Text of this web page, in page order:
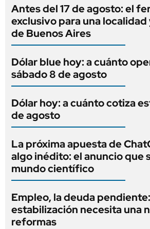
Antes del 17 de agosto: el
exclusivo para una
de Buenos Aires
Dólar blue hoy: a cuánto
sábado 8 de agosto
Dólar hoy: a cuánto cotiza
de agosto
La próxima apuesta de
algo inédito: el anuncio que
mundo científico
Empleo, la deuda
estabilización necesita una
reformas